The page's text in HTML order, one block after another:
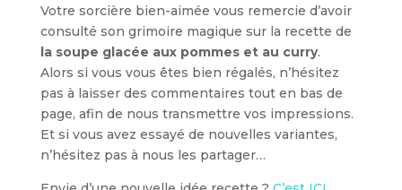
Votre sorcière bien-aimée vous remercie d’avoir
consulté son grimoire magique sur la recette de
la soupe glacée aux pommes et au curry.
Alors si vous vous êtes bien régalés, n’hésitez
pas à laisser des commentaires tout en bas de
page, afin de nous transmettre vos impressions.
Et si vous avez essayé de nouvelles variantes,
n’hésitez pas à nous les partager…